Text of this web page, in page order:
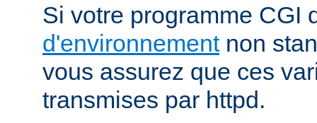
Si votre programme CGI
d'environnementnon
vous assurez que ces
transmises par httpd.